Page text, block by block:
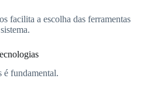
facilita a escolha das ferramentas
é fundamental.